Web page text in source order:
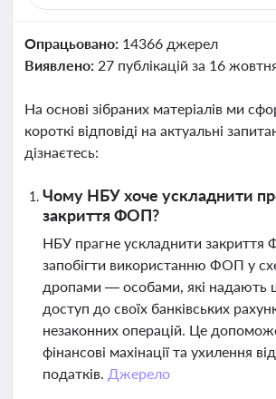
Опрацьовано: 14366 джерел
Виявлено: 27 публікацій за 16
На основі зібраних матеріалів ми
короткі відповіді на актуальні
дізнаєтесь:
Чому НБУ хоче ускладнити
закриття ФОП?
НБУ прагне ускладнити
запобігти використанню ФОП у
дропами — особами, які надають
доступ до своїх банківських
незаконних операцій. Це
фінансові махінації та ухилення
податків. Джерело